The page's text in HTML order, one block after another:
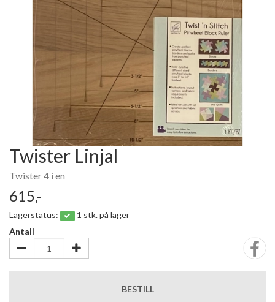
Twister Linjal
Twister 4 i en
615,-
Lagerstatus:
1 stk. på lager
Antall
BESTILL